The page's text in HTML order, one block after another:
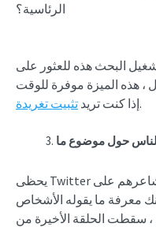
الرئاسية؟
البحث هذه للعثور على
، هذه الميزة موفرة للوقت
إذا كنت تريد تثبيت تغريدة .
حول موضوع ما
يحظى Twitter بشعبية لأن الناس يعبرون عن مشاعرهم على
معرفة ما يقوله الأشخاص
سقطت الحلقة الأخيرة من